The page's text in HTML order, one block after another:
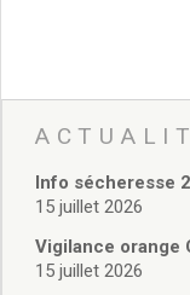
Affaires
Vie
Info sécheresse
15 juillet 2026
Vigilance orange
15 juillet 2026